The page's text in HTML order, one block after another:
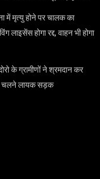
में मृत्यु होने पर चालक का
लाइसेंस होगा रद्द, वाहन भी होगा
के ग्रामीणों ने श्रमदान कर
चलने लायक सड़क